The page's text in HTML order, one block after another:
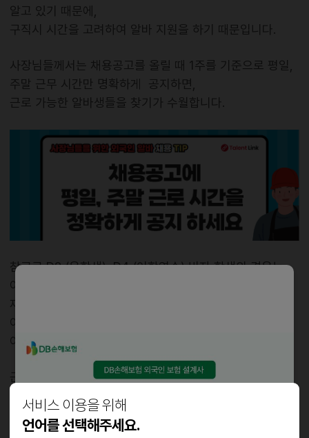
서비스 이용을 위해
언어를 선택해주세요.
알고 있기 때문에,
구직시 시간을 고려하여 알바 지원을 하기 때문입니다.
사장님들께서는 채용공고를 올릴 때 1주를 기준으로 평일,
주말 근무 시간만 명확하게 공지하면,
근로 가능한 알바생들을 찾기가 수월합니다.
참고로 D2 (유학생), D4 (어학연수) 비자 학생의 경우는
아르바이트를 하기 위해서는
재학중인 연수원, 어학원, 대학에서 허가를 받은 뒤,
이를 출입국 사무소에 신고를 반드시 해야 하는데,
이때 근로 계약서를 제출 해야 합니다.
근로계약서상의 근로 시간이 비자 허용 범위를 초과하는
경우,
승인을 받지 못해 합법적인 방법으로 근로는 불가능합니다.